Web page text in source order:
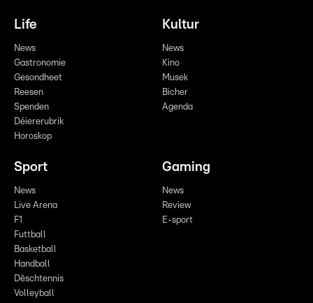
Life
News
Gastronomie
Gesondheet
Reesen
Spenden
Déiererubrik
Horoskop
Kultur
News
Kino
Musek
Bicher
Agenda
Sport
News
Live Arena
F1
Futtball
Basketball
Handball
Dëschtennis
Volleyball
Gaming
News
Review
E-sport